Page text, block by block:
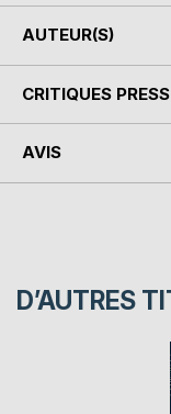
AUTEUR(S)
CRITIQUES
AVIS
D’AUTRES